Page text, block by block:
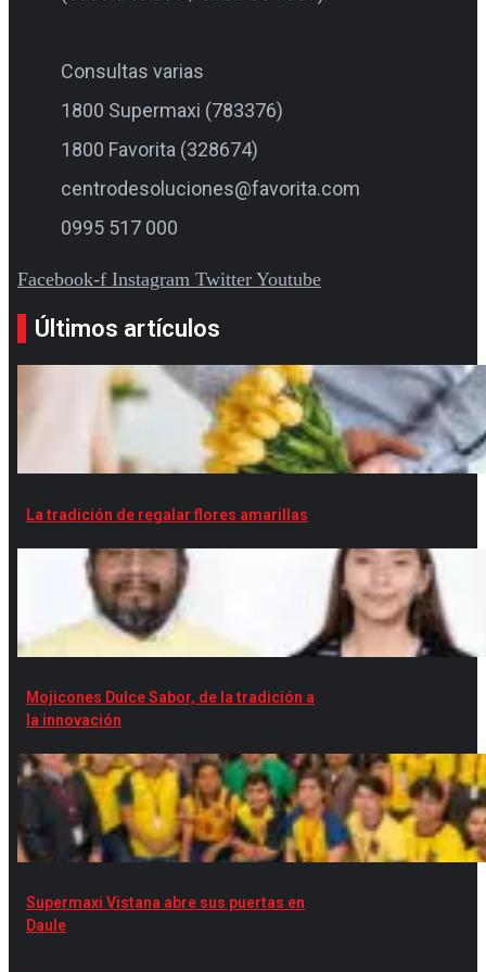
Consultas varias
1800 Supermaxi (783376)
1800 Favorita (328674)
centrodesoluciones@favorita.com
0995 517 000
Facebook-f Instagram Twitter Youtube
Últimos artículos
La tradición de regalar flores amarillas
Mojicones Dulce Sabor, de la tradición a
la innovación
Supermaxi Vistana abre sus puertas en
Daule